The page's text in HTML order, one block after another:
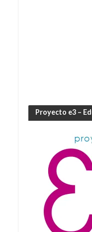
Proyecto e3 –